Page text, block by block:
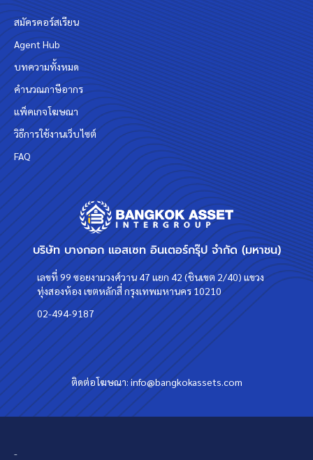
บริษัท บางกอก แอสเซท อินเตอร์กรุ๊ป จำกัด (มหาชน)
เลขที่ 99 ซอยงามวงศ์วาน 47 แยก 42 (ชินเขต 2/40) แขวง
ทุ่งสองห้อง เขตหลักสี่ กรุงเทพมหานคร 10210
02-494-9187
ติดต่อโฆษณา:info@bangkokassets.com
สมัครคอร์สเรียน
Agent Hub
บทความทั้งหมด
คำนวณภาษีอากร
แพ็คเกจโฆษณา
วิธีการใช้งานเว็บไซต์
FAQ
-